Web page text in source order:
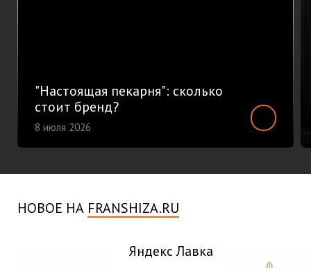
"Настоящая пекарня": сколько
стоит бренд?
8 июля 2026
НОВОЕ НА FRANSHIZA.RU
Яндекс Лавка